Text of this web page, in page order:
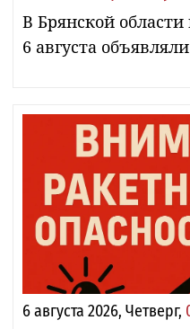
В Брянской области
6 августа
6 августа 2026, Четверг,